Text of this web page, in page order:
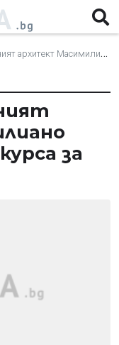
Фуксас печели конкурса за пл. “Св. Неделя”
за